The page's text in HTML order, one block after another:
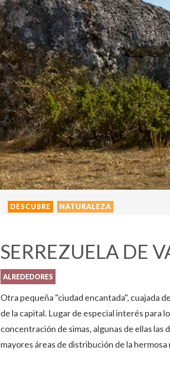
DESCUBRE NATURALEZA
SERREZUELA DE
ALREDEDORES
Otra pequeña "ciudad encantada", cuajada
de la capital. Lugar de especial interés para
concentración de simas, algunas de ellas las
mayores áreas de distribución de la